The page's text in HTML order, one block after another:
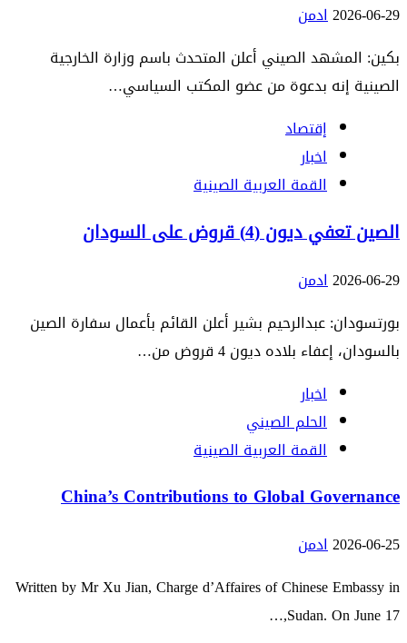
2026-06-29ادمن
بكين: المشهد الصيني أعلن المتحدث باسم وزارة الخارجية
الصينية إنه بدعوة من عضو المكتب السياسي…
إقتصاد
اخبار
القمة العربية الصينية
الصين تعفي ديون (4) قروض على السودان
2026-06-29ادمن
بورتسودان: عبدالرحيم بشير أعلن القائم بأعمال سفارة الصين
بالسودان، إعفاء بلاده ديون 4 قروض من…
اخبار
الحلم الصيني
القمة العربية الصينية
China’s Contributions to Global Governance
2026-06-25ادمن
Written by Mr Xu Jian, Charge d’Affaires of Chinese Embassy in
Sudan. On June 17,…